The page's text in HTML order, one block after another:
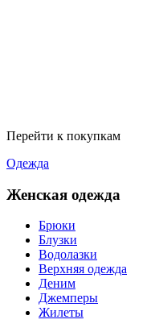
Перейти к покупкам
Одежда
Женская одежда
Брюки
Блузки
Водолазки
Верхняя одежда
Деним
Джемперы
Жилеты